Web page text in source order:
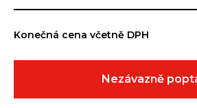
Konečná cena včetně DPH
Nezávazně